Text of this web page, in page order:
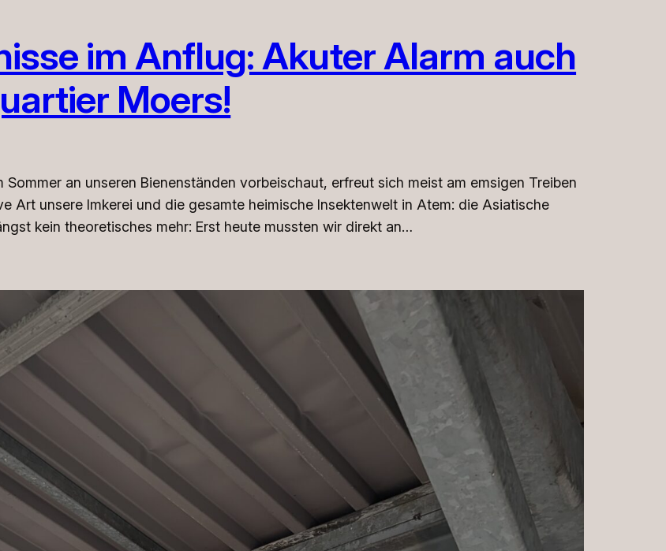
im Anflug: Akuter Alarm auch
Moers!
an unseren Bienenständen vorbeischaut, erfreut sich meist am emsigen Treiben
Art unsere Imkerei und die gesamte heimische Insektenwelt in Atem: die Asiatische
kein theoretisches mehr: Erst heute mussten wir direkt an…